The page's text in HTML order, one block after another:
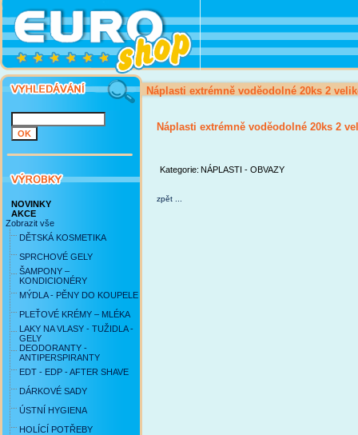
NOVINKY
AKCE
Zobrazit vše
DĚTSKÁ KOSMETIKA
SPRCHOVÉ GELY
ŠAMPONY –
KONDICIONÉRY
MÝDLA - PĚNY DO KOUPELE
PLEŤOVÉ KRÉMY – MLÉKA
LAKY NA VLASY - TUŽIDLA -
GELY
DEODORANTY -
ANTIPERSPIRANTY
EDT - EDP - AFTER SHAVE
DÁRKOVÉ SADY
ÚSTNÍ HYGIENA
HOLÍCÍ POTŘEBY
Náplasti extrémně voděodolné 20ks 2
Náplasti extrémně voděodolné 20ks 2
Kategorie: NÁPLASTI - OBVAZY
zpět ...